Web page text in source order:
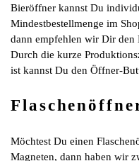
Bieröffner kannst Du
Mindestbestellmenge im
dann empfehlen wir Dir den
Durch die kurze
ist kannst Du den Öffner-
Möchtest Du einen
Magneten, dann haben wir